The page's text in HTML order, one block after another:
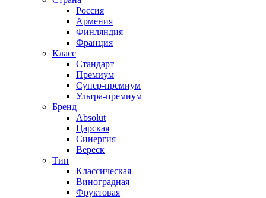
Россия
Армения
Финляндия
Франция
Класс
Стандарт
Премиум
Супер-премиум
Ультра-премиум
Бренд
Absolut
Царская
Синергия
Вереск
Тип
Классическая
Виноградная
Фруктовая